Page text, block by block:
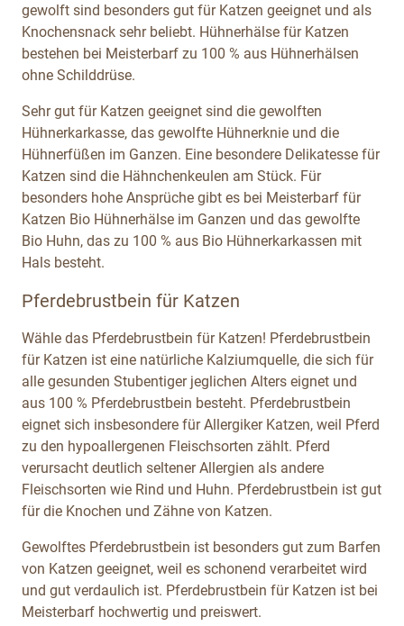
gewolft sind besonders gut für Katzen geeignet und als
Knochensnack sehr beliebt. Hühnerhälse für Katzen
bestehen bei Meisterbarf zu 100 % aus Hühnerhälsen
ohne Schilddrüse.
Sehr gut für Katzen geeignet sind die gewolften
Hühnerkarkasse, das gewolfte Hühnerknie und die
Hühnerfüßen im Ganzen. Eine besondere Delikatesse für
Katzen sind die Hähnchenkeulen am Stück. Für
besonders hohe Ansprüche gibt es bei Meisterbarf für
Katzen Bio Hühnerhälse im Ganzen und das gewolfte
Bio Huhn, das zu 100 % aus Bio Hühnerkarkassen mit
Hals besteht.
Pferdebrustbein für Katzen
Wähle das Pferdebrustbein für Katzen! Pferdebrustbein
für Katzen ist eine natürliche Kalziumquelle, die sich für
alle gesunden Stubentiger jeglichen Alters eignet und
aus 100 % Pferdebrustbein besteht. Pferdebrustbein
eignet sich insbesondere für Allergiker Katzen, weil Pferd
zu den hypoallergenen Fleischsorten zählt. Pferd
verursacht deutlich seltener Allergien als andere
Fleischsorten wie Rind und Huhn. Pferdebrustbein ist gut
für die Knochen und Zähne von Katzen.
Gewolftes Pferdebrustbein ist besonders gut zum Barfen
von Katzen geeignet, weil es schonend verarbeitet wird
und gut verdaulich ist. Pferdebrustbein für Katzen ist bei
Meisterbarf hochwertig und preiswert.